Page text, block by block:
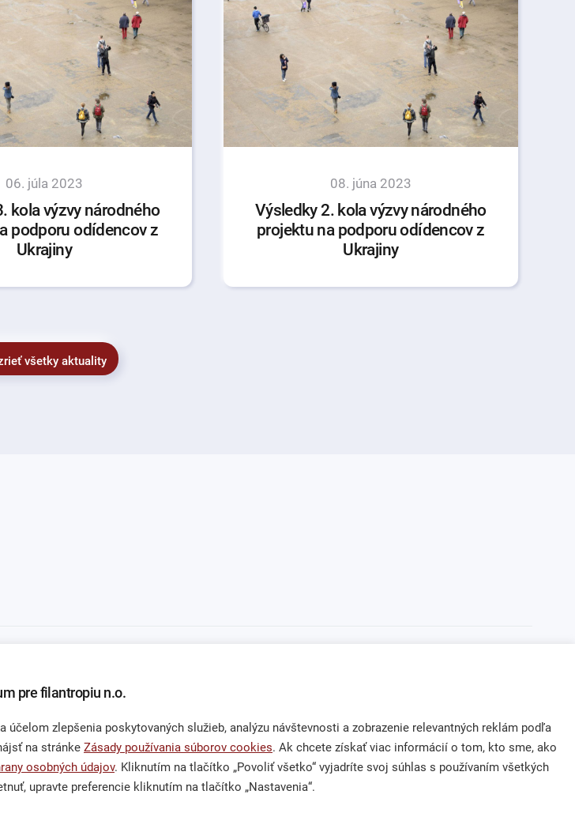
06. júla 2023
kola výzvy národného
podporu odídencov z
Ukrajiny
08. júna 2023
Výsledky 2. kola výzvy národného
projektu na podporu odídencov z
Ukrajiny
všetky aktuality
spoločnosť Podporte nás
pre filantropiu n.o.
zlepšenia poskytovaných služieb, analýzu návštevnosti a zobrazenie relevantných reklám podľa
na stránke Zásady používania súborov cookies. Ak chcete získať viac informácií o tom, kto sme, ako
osobných údajov. Kliknutím na tlačítko „Povoliť všetko“ vyjadríte svoj súhlas s používaním všetkých
upravte preferencie kliknutím na tlačítko „Nastavenia“.